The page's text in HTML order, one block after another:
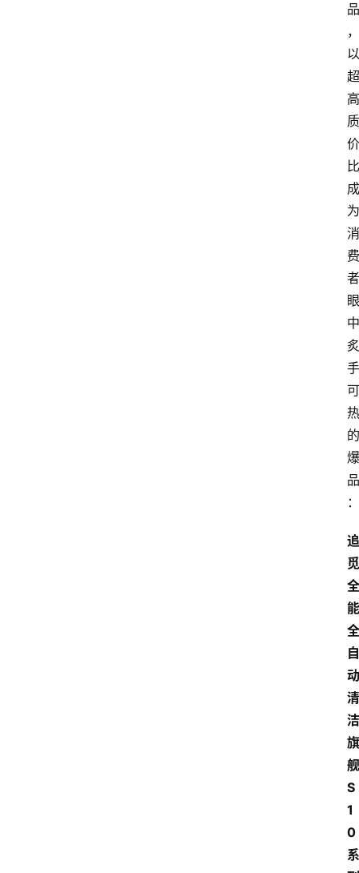
品
，
以
超
高
质
价
比
成
为
消
费
者
眼
中
炙
手
可
热
的
爆
品
：
追
觅
全
能
全
自
动
清
洁
旗
舰
S
1
0
系